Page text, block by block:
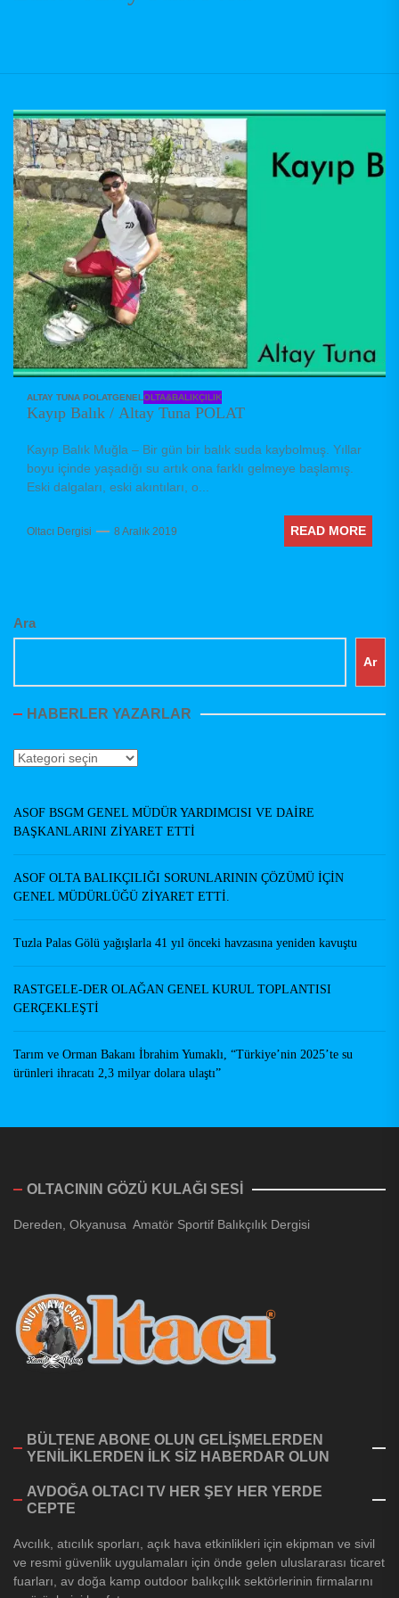
ALTAY TUNA POLATGENELOLTA&BALIKÇILIK
Kayıp Balık / Altay Tuna POLAT
Kayıp Balık Muğla – Bir gün bir balık suda kaybolmuş. Yıllar
boyu içinde yaşadığı su artık ona farklı gelmeye başlamış.
Eski dalgaları, eski akıntıları, o...
Oltacı Dergisi 8 Aralık 2019 READ MORE
Ara
Ar
HABERLER YAZARLAR
Haberler
ASOF BSGM GENEL MÜDÜR YARDIMCISI VE DAİRE
BAŞKANLARINI ZİYARET ETTİ
ASOF OLTA BALIKÇILIĞI SORUNLARININ ÇÖZÜMÜ İÇİN
GENEL MÜDÜRLÜĞÜ ZİYARET ETTİ.
Tuzla Palas Gölü yağışlarla 41 yıl önceki havzasına yeniden kavuştu
RASTGELE-DER OLAĞAN GENEL KURUL TOPLANTISI
GERÇEKLEŞTİ
Tarım ve Orman Bakanı İbrahim Yumaklı, “Türkiye’nin 2025’te su
ürünleri ihracatı 2,3 milyar dolara ulaştı”
OLTACININ GÖZÜ KULAĞI SESİ
Dereden, Okyanusa Amatör Sportif Balıkçılık Dergisi
BÜLTENE ABONE OLUN GELİŞMELERDEN
YENİLİKLERDEN İLK SİZ HABERDAR OLUN
AVDOĞA OLTACI TV HER ŞEY HER YERDE
CEPTE
Avcılık, atıcılık sporları, açık hava etkinlikleri için ekipman ve sivil
ve resmi güvenlik uygulamaları için önde gelen uluslararası ticaret
fuarları, av doğa kamp outdoor balıkçılık sektörlerinin firmalarını